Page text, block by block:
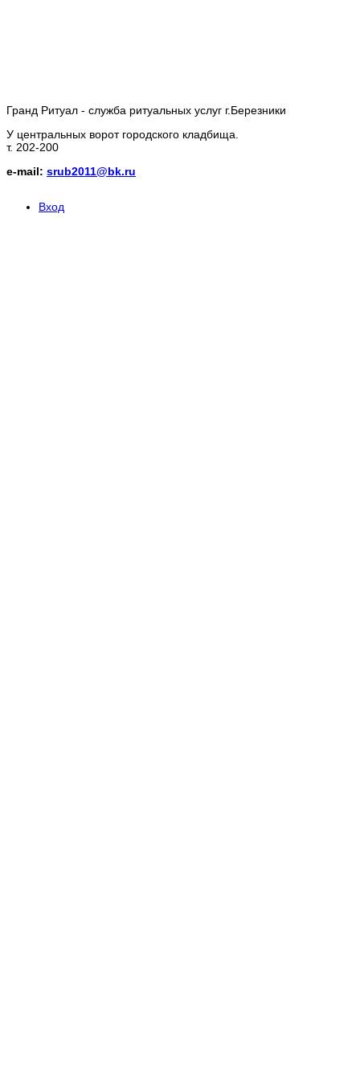
Гранд Ритуал - служба ритуальных услуг г.Березники
У центральных ворот городского кладбища.
т. 202-200
e-mail: srub2011@bk.ru
Вход